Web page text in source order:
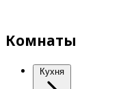
Комнаты
Кухня